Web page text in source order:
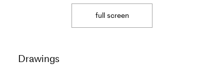
full screen
Drawings